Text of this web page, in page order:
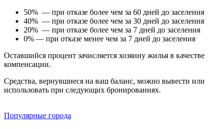
50% — при отказе более чем за 60 дней до заселения
40% — при отказе более чем за 30 дней до заселения
20% — при отказе более чем за 7 дней до заселения
0% — при отказе менее чем за 7 дней до заселения
Оставшийся процент зачисляется хозяину жилья в качестве
компенсации.
Средства, вернувшиеся на ваш баланс, можно вывести или
использовать при следующих бронированиях.
Популярные города